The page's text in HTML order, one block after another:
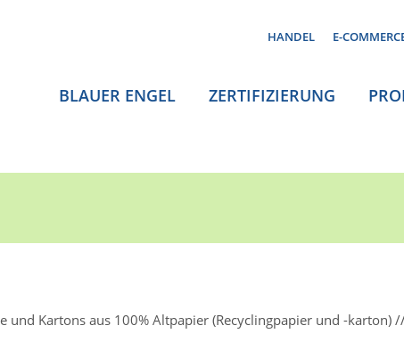
HANDEL E-
BLAUER ENGEL ZERTIFIZIERUNG
und Kartons aus 100% Altpapier (Recyclingpapier und -karton)